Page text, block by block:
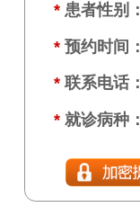
* 患者性别：
* 预约时间：
* 联系电话：
* 就诊病种：